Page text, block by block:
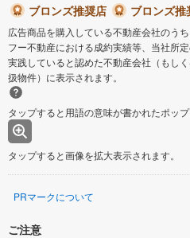
ブロンズ推奨店
ブロンズ
広告商品を購入している不動産会社のう
フー不動産における成約実績等、当社所
実践していると認めた不動産会社（もし
扱物件）に表示されます。
タップすると用語の意味が書かれたポップ
タップすると画像を拡大表示されます。
PRマークについて
ご注意